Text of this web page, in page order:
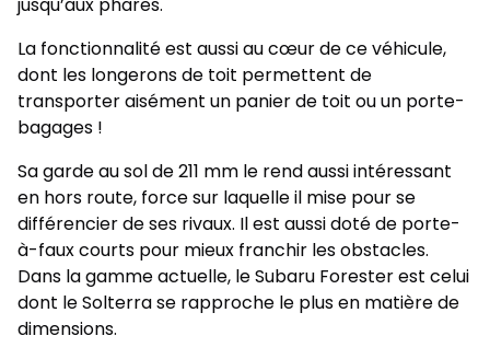
jusqu’aux phares.
La fonctionnalité est aussi au cœur de ce véhicule,
dont les longerons de toit permettent de
transporter aisément un panier de toit ou un porte-
bagages !
Sa garde au sol de 211 mm le rend aussi intéressant
en hors route, force sur laquelle il mise pour se
différencier de ses rivaux. Il est aussi doté de porte-
à-faux courts pour mieux franchir les obstacles.
Dans la gamme actuelle, le Subaru Forester est celui
dont le Solterra se rapproche le plus en matière de
dimensions.